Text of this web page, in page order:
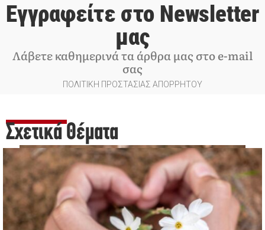
Εγγραφείτε στο Newsletter
μας
Λάβετε καθημερινά τα άρθρα μας στο e-mail
σας
ΠΟΛΙΤΙΚΗ ΠΡΟΣΤΑΣΙΑΣ ΑΠΟΡΡΗΤΟΥ
Σχετικά Θέματα